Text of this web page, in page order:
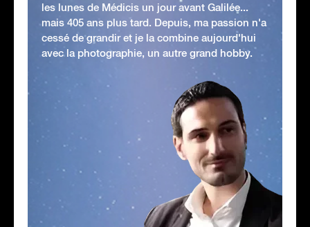
les lunes de Médicis un jour avant Galilée...
mais 405 ans plus tard. Depuis, ma passion n'a
cessé de grandir et je la combine aujourd'hui
avec la photographie, un autre grand hobby.